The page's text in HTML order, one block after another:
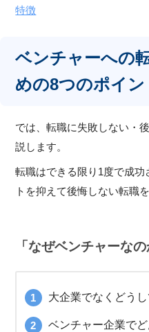
特徴
ベンチャーへの
めの8つのポイン
では、転職に失敗しない・
説します。
転職はできる限り1度で成
トを抑えて後悔しない転職
「なぜベンチャーな
大企業でなくどう
ベンチャー企業で